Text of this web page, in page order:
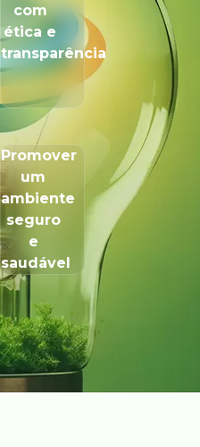
com
ética e
transparência
Promover
um
ambiente
seguro
e
saudável